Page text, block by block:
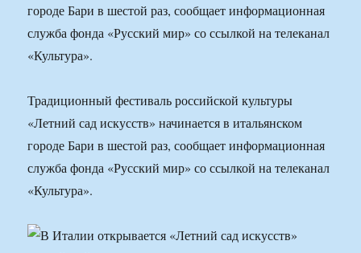
городе Бари в шестой раз, сообщает информационная
служба фонда «Русский мир» со ссылкой на телеканал
«Культура».
Традиционный фестиваль российской культуры
«Летний сад искусств» начинается в итальянском
городе Бари в шестой раз, сообщает информационная
служба фонда «Русский мир» со ссылкой на телеканал
«Культура».